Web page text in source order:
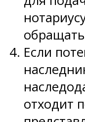
Если
отходит